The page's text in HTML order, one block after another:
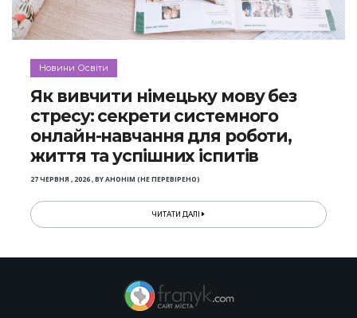
Новини Освіти
Як вивчити німецьку мову без
стресу: секрети системного
онлайн-навчання для роботи,
життя та успішних іспитів
27 ЧЕРВНЯ , 2026,BYАНОНІМ (НЕ ПЕРЕВІРЕНО)
ЧИТАТИ ДАЛІ